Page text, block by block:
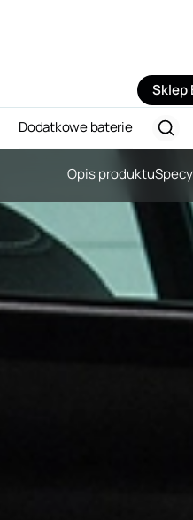
Sklep
Dodatkowe baterie
Opis produktu